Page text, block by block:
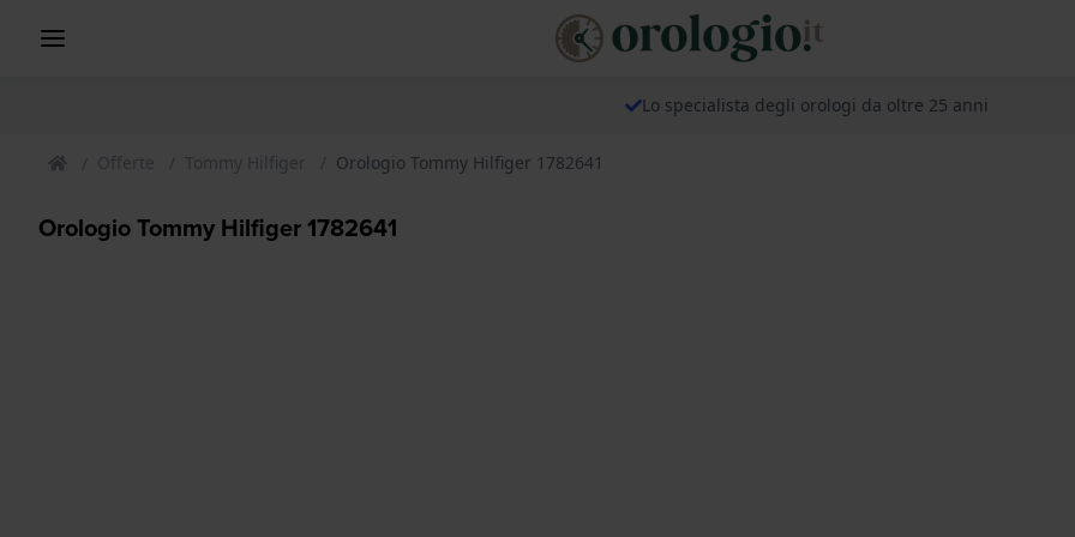
Lo specialista degli orologi da oltre 25 anni
Offerte Tommy Hilfiger Orologio Tommy Hilfiger 1782641
Orologio Tommy Hilfiger 1782641